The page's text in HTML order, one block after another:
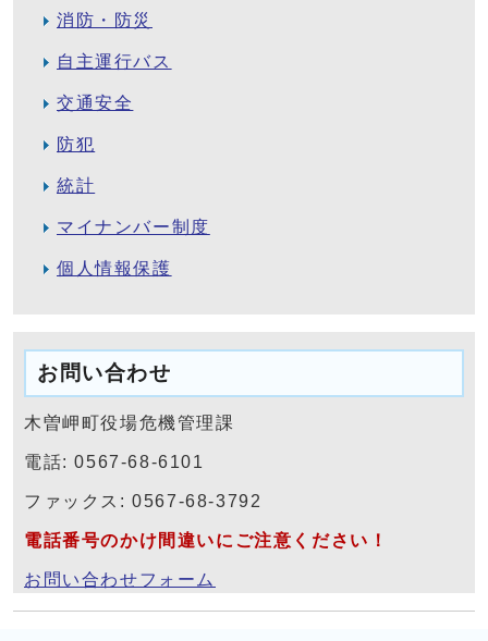
消防・防災
自主運行バス
交通安全
防犯
統計
マイナンバー制度
個人情報保護
お問い合わせ
木曽岬町役場危機管理課
電話: 0567-68-6101
ファックス: 0567-68-3792
電話番号のかけ間違いにご注意ください！
お問い合わせフォーム